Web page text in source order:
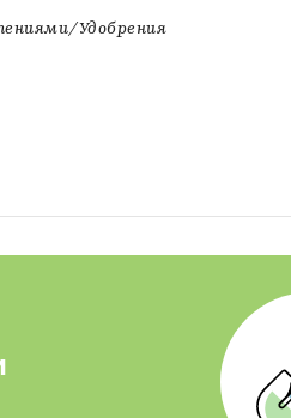
Удобрения